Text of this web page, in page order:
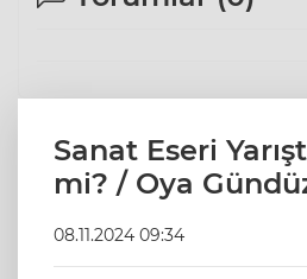
Sanat Eseri
mi? / Oya
08.11.2024 09:34